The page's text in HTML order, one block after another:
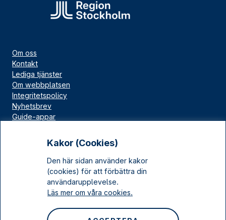
Kakor (Cookies)
Den här sidan använder kakor
(cookies) för att förbättra din
användarupplevelse.
Läs mer om våra cookies.
Om oss
Kontakt
Lediga tjänster
Om webbplatsen
Integritetspolicy
Nyhetsbrev
Guide-appar
Kulturarv Stockholm
Sociala medier
Instagram